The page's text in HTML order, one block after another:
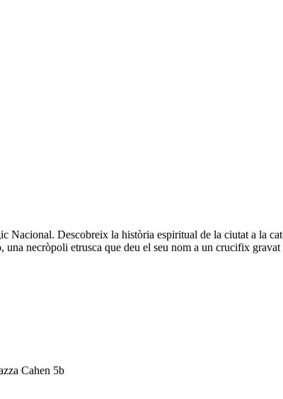
Nacional. Descobreix la història espiritual de la ciutat a la
necròpoli etrusca que deu el seu nom a un crucifix gravat
Cahen 5b